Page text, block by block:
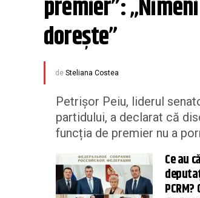
premier”:
dorește”
de Steliana Costea
Petrișor Peiu, liderul
partidului, a declarat că
funcția de premier nu a
Ce au